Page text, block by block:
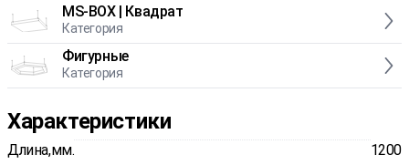
MS-BOX | Квадрат
Категория
Фигурные
Категория
Характеристики
Длина,мм. 1200